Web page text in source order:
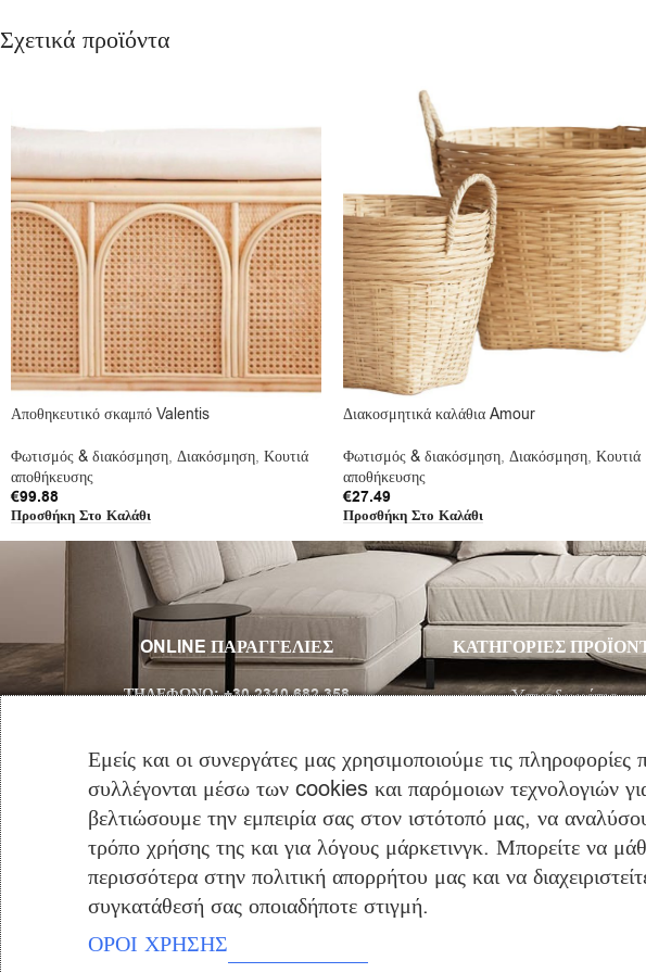
Σχετικά προϊόντα
Αποθηκευτικό σκαμπό Valentis
Φωτισμός & διακόσμηση, Διακόσμηση, Κουτιά
αποθήκευσης
€99.88
Προσθήκη Στο Καλάθι
Διακοσμητικά καλάθια Amour
Φωτισμός & διακόσμηση, Διακόσμηση, Κουτιά
αποθήκευσης
€27.49
Προσθήκη Στο Καλάθι
ONLINE ΠΑΡΑΓΓΕΛΙΕΣ
ΤΗΛΈΦΩΝΟ:+30 2310 682 358
ΤΗΛ/ΚΗ ΕΞΥΠΗΡΕΤΗΣΗ
ΔΕΥ-ΠΑΡ: 09:00 – 16:00
ΚΑΤΗΓΟΡΙΕΣ
Υπνοδωμάτιο
Παιδικό Δωμάτιο
Στρώματα
Προσφορές
Εμείς και οι συνεργάτες μας χρησιμοποιούμε τις πληροφορίες
συλλέγονται μέσω των cookies και παρόμοιων τεχνολογιών
βελτιώσουμε την εμπειρία σας στον ιστότοπό μας, να
τρόπο χρήσης της και για λόγους μάρκετινγκ. Μπορείτε να
περισσότερα στην πολιτική απορρήτου μας και να
συγκατάθεσή σας οποιαδήποτε στιγμή.
ΟΡΟΙ ΧΡΗΣΗΣ